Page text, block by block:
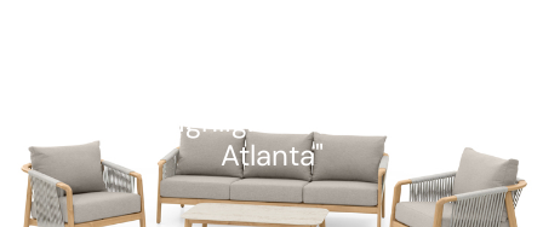
Kunden-Highlight: "Alu Lounge-Set
Atlanta"